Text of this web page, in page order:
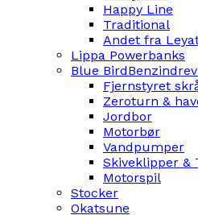
Happy Line
Traditional
Andet fra
Lippa Powerbanks
Blue Bird
Fjernstyret
Zeroturn &
Jordbor
Motorbør
Vandpumper
Skiveklipper &
Motorspil
Stocker
Okatsune